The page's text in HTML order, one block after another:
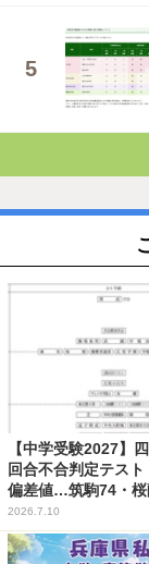
【中学受験2027】
回合不合判定テスト
偏差値…筑駒74・桜
2026.7.10